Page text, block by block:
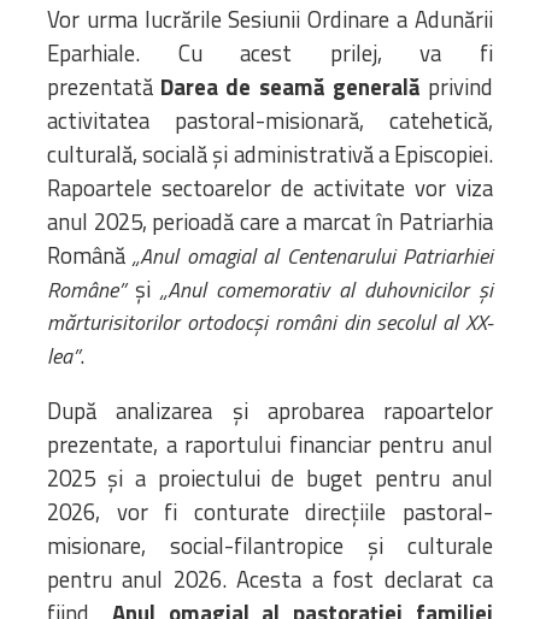
Vor urma lucrările Sesiunii Ordinare a Adunării
Eparhiale. Cu acest prilej, va fi
prezentată Darea de seamă generală privind
activitatea pastoral-misionară, catehetică,
culturală, socială și administrativă a Episcopiei.
Rapoartele sectoarelor de activitate vor viza
anul 2025, perioadă care a marcat în Patriarhia
Română„Anul omagial al Centenarului Patriarhiei
Române”și „Anul comemorativ al duhovnicilor și
mărturisitorilor ortodocși români din secolul al XX-
lea”.
După analizarea și aprobarea rapoartelor
prezentate, a raportului financiar pentru anul
2025 și a proiectului de buget pentru anul
2026, vor fi conturate direcțiile pastoral-
misionare, social-filantropice și culturale
pentru anul 2026. Acesta a fost declarat ca